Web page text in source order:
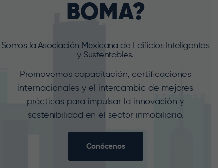
BOMA?
Somos la Asociación Mexicana de Edificios Inteligentes
y Sustentables.
Promovemos capacitación, certificaciones
internacionales y el intercambio de mejores
prácticas para impulsar la innovación y
sostenibilidad en el sector inmobiliario.
Conócenos